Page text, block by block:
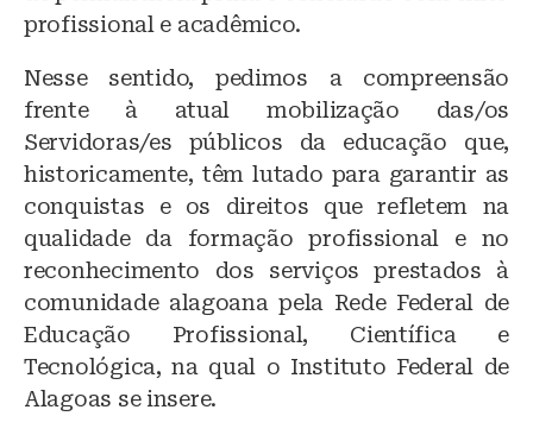
profissional e acadêmico.
Nesse sentido, pedimos a compreensão
frente à atual mobilização das/os
Servidoras/es públicos da educação que,
historicamente, têm lutado para garantir as
conquistas e os direitos que refletem na
qualidade da formação profissional e no
reconhecimento dos serviços prestados à
comunidade alagoana pela Rede Federal de
Educação Profissional, Científica e
Tecnológica, na qual o Instituto Federal de
Alagoas se insere.